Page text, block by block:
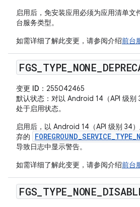
启用后，免安装应用必须为应用清单
台服务类型。
如需详细了解此变更，请参阅介绍前台
FGS TYPE NONE
变更 ID ：255042465
默认状态 ：对以 Android 14（API 级
处于启用状态。
启用后，以 Android 14（API 级别 34
弃的
导致日志中显示警告。
如需详细了解此变更，请参阅介绍前台
FGS TYPE NONE